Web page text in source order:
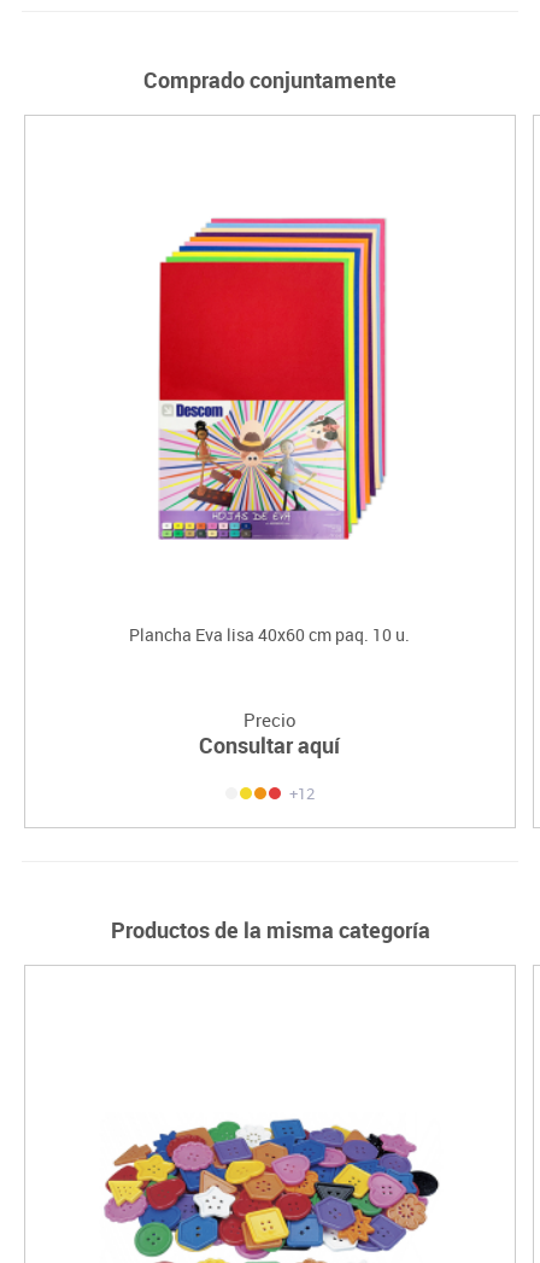
Comprado conjuntamente
Plancha Eva lisa 40x60 cm paq. 10 u.
Precio
Consultar aquí
+12
Productos de la misma categoría